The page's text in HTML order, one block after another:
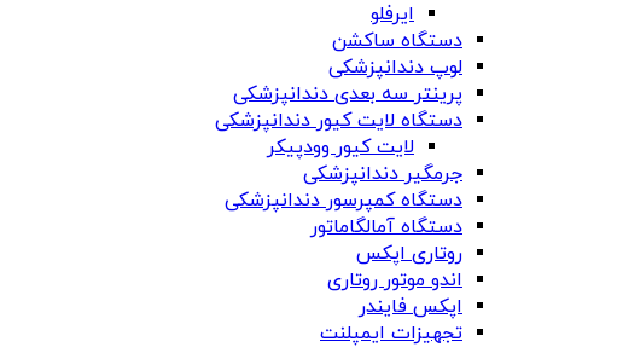
ایرفلو
دستگاه ساکشن
لوپ دندانپزشکی
پرینتر سه بعدی دندانپزشکی
دستگاه لایت کیور دندانپزشکی
لایت کیور وودپیکر
جرمگیر دندانپزشکی
دستگاه کمپرسور دندانپزشکی
دستگاه آمالگاماتور
روتاری اپکس
اندو موتور روتاری
اپکس فایندر
تجهیزات ایمپلنت